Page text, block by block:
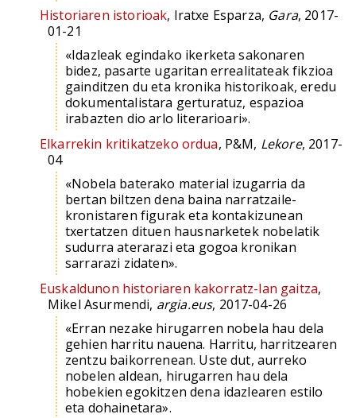
Historiaren istorioak, Iratxe Esparza, Gara, 2017-
01-21
«Idazleak egindako ikerketa sakonaren
bidez, pasarte ugaritan errealitateak fikzioa
gainditzen du eta kronika historikoak, eredu
dokumentalistara gerturatuz, espazioa
irabazten dio arlo literarioari».
Elkarrekin kritikatzeko ordua, P&M, Lekore, 2017-
04
«Nobela baterako material izugarria da
bertan biltzen dena baina narratzaile-
kronistaren figurak eta kontakizunean
txertatzen dituen hausnarketek nobelatik
sudurra aterarazi eta gogoa kronikan
sarrarazi zidaten».
Euskaldunon historiaren kakorratz-lan gaitza,
Mikel Asurmendi, argia.eus, 2017-04-26
«Erran nezake hirugarren nobela hau dela
gehien harritu nauena. Harritu, harritzearen
zentzu baikorrenean. Uste dut, aurreko
nobelen aldean, hirugarren hau dela
hobekien egokitzen dena idazlearen estilo
eta dohainetara».